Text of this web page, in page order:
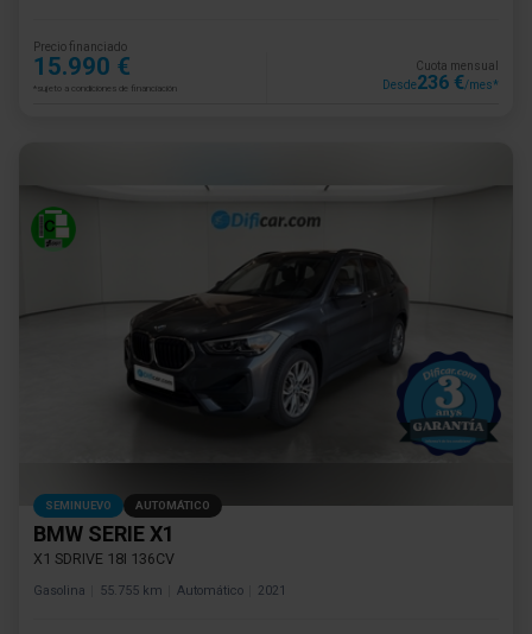
Precio financiado
15.990 €
*sujeto a condiciones de financiación
Cuota mensual
Desde236 €/mes*
SEMINUEVO AUTOMÁTICO
BMW SERIE X1
X1 SDRIVE 18I 136CV
Gasolina 55.755 km Automático 2021